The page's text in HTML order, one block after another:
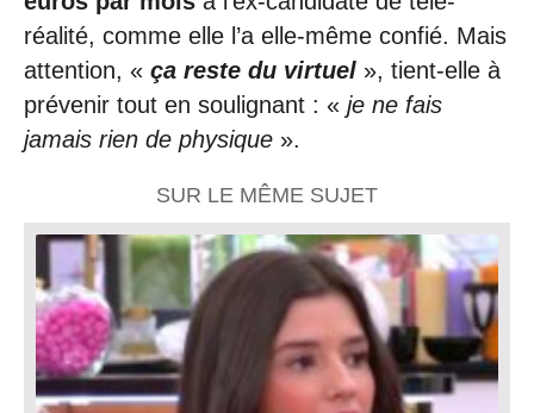
réalité, comme elle l’a elle-même confié. Mais
attention, « ça reste du virtuel », tient-elle à
prévenir tout en soulignant : « je ne fais
jamais rien de physique ».
SUR LE MÊME SUJET